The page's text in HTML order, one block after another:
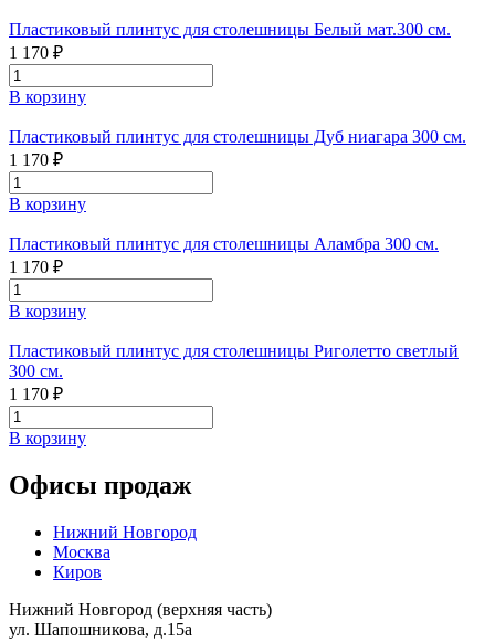
Пластиковый плинтус для столешницы Белый мат.300 см.
1 170 ₽
В корзину
Пластиковый плинтус для столешницы Дуб ниагара 300 см.
1 170 ₽
В корзину
Пластиковый плинтус для столешницы Аламбра 300 см.
1 170 ₽
В корзину
Пластиковый плинтус для столешницы Риголетто светлый
300 см.
1 170 ₽
В корзину
Офисы продаж
Нижний Новгород
Москва
Киров
Нижний Новгород (верхняя часть)
ул. Шапошникова, д.15а